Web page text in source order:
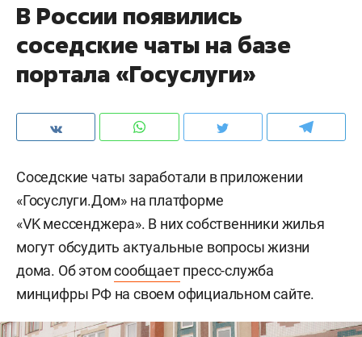
В России появились
соседские чаты на базе
портала «Госуслуги»
Соседские чаты заработали в приложении
«Госуслуги.Дом» на платформе
«VK мессенджера». В них собственники жилья
могут обсудить актуальные вопросы жизни
дома. Об этомсообщаетпресс-служба
минцифры РФ на своем официальном сайте.